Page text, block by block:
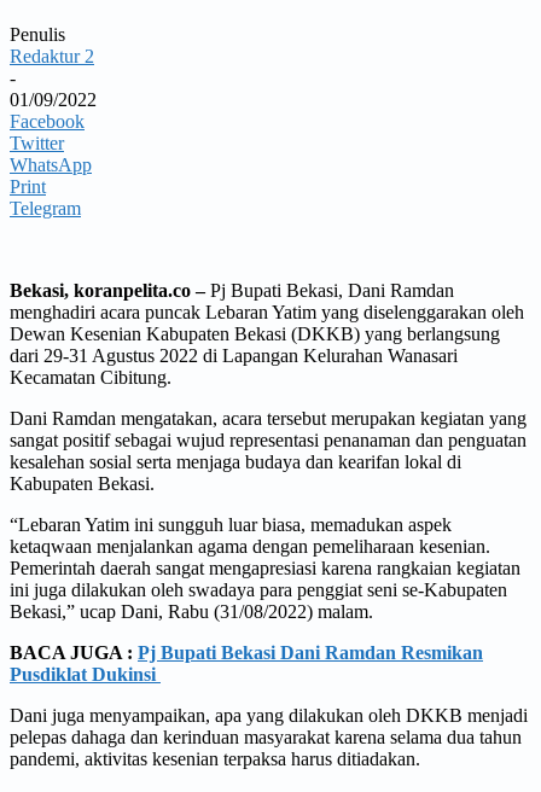
Penulis
Redaktur 2
-
01/09/2022
Facebook
Twitter
WhatsApp
Print
Telegram
Bekasi, koranpelita.co –Pj Bupati Bekasi, Dani Ramdan
menghadiri acara puncak Lebaran Yatim yang diselenggarakan oleh
Dewan Kesenian Kabupaten Bekasi (DKKB) yang berlangsung
dari 29-31 Agustus 2022 di Lapangan Kelurahan Wanasari
Kecamatan Cibitung.
Dani Ramdan mengatakan, acara tersebut merupakan kegiatan yang
sangat positif sebagai wujud representasi penanaman dan penguatan
kesalehan sosial serta menjaga budaya dan kearifan lokal di
Kabupaten Bekasi.
“Lebaran Yatim ini sungguh luar biasa, memadukan aspek
ketaqwaan menjalankan agama dengan pemeliharaan kesenian.
Pemerintah daerah sangat mengapresiasi karena rangkaian kegiatan
ini juga dilakukan oleh swadaya para penggiat seni se-Kabupaten
Bekasi,” ucap Dani, Rabu (31/08/2022) malam.
BACA JUGA : Pj Bupati Bekasi Dani Ramdan Resmikan
Pusdiklat Dukinsi
Dani juga menyampaikan, apa yang dilakukan oleh DKKB menjadi
pelepas dahaga dan kerinduan masyarakat karena selama dua tahun
pandemi, aktivitas kesenian terpaksa harus ditiadakan.